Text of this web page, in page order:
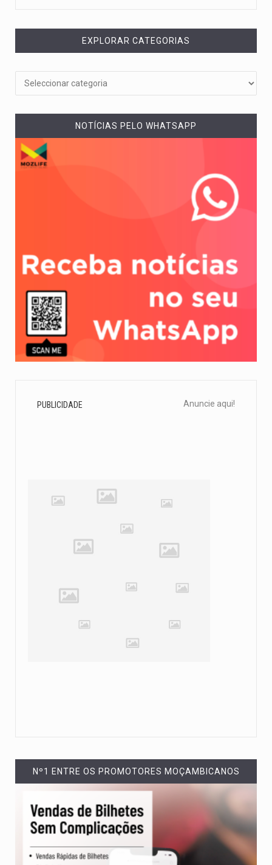
EXPLORAR CATEGORIAS
NOTÍCIAS PELO WHATSAPP
PUBLICIDADE Anuncie aqui!
Nº1 ENTRE OS PROMOTORES MOÇAMBICANOS